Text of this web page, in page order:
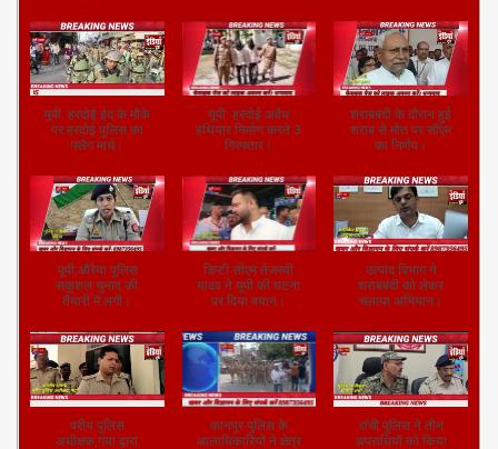
यूपी: हरदोई ईद के मौके
पर हरदोई पुलिस का
फ्लैग मार्च।
यूपी: हरदोई अवैध
हथियार निर्माण करते 3
गिरफ्तार।
शराबबंदी के दौरान हुई
शराब से मौत पर सीएम
का निर्णय।
यूपी:औरैया पुलिस
सकुशल चुनाव की
तैयारी में लगी।
डिप्टी सीएम तेजस्वी
यादव ने यूपी की घटना
पर दिया बयान।
उत्पाद विभाग ने
शराबबंदी को लेकर
चलाया अभियान।
वरीय पुलिस
अधीक्षक,गया द्वारा
कानपुर पुलिस के
आलाधिकारियों ने क्षेत्र
रांची पुलिस ने तीन
अपराधियों को किया